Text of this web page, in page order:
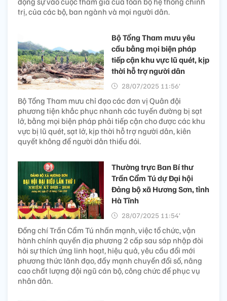
trị, của các bộ, ban ngành và mọi người dân.
Bộ Tổng Tham mưu yêu
cầu bằng mọi biện pháp
tiếp cận khu vực lũ quét, kịp
thời hỗ trợ người dân
28/07/2025 11:56’
Bộ Tổng Tham mưu chỉ đạo các đơn vị Quân đội
phương tiện khắc phục nhanh các tuyến đường bị sạt
lở, bằng mọi biện pháp phải tiếp cận cho được các khu
vực bị lũ quét, sạt lở, kịp thời hỗ trợ người dân, kiên
quyết không để người dân thiếu đói.
Thường trực Ban Bí thư
Trần Cẩm Tú dự Đại hội
Đảng bộ xã Hương Sơn, tỉnh
Hà Tĩnh
28/07/2025 11:54’
Đồng chí Trần Cẩm Tú nhấn mạnh, việc tổ chức, vận
hành chính quyền địa phương 2 cấp sau sáp nhập đòi
hỏi sự thích ứng linh hoạt, hiệu quả, yêu cầu đổi mới
phương thức lãnh đạo, đẩy mạnh chuyển đổi số, nâng
cao chất lượng đội ngũ cán bộ, công chức để phục vụ
nhân dân.